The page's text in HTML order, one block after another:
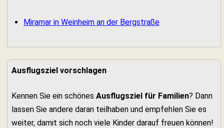
Miramar in Weinheim an der Bergstraße
Ausflugsziel vorschlagen
Kennen Sie ein schönes Ausflugsziel für Familien? Dann
lassen Sie andere daran teilhaben und empfehlen Sie es
weiter, damit sich noch viele Kinder darauf freuen können!